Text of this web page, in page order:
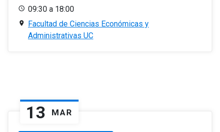
09:30 a 18:00
Facultad de Ciencias Económicas y
Administrativas UC
13 MAR